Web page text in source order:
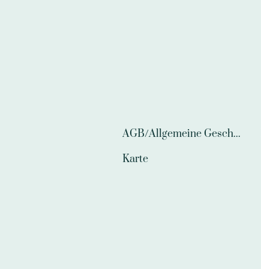
AGB/Allgemeine Geschäftsbedingungen
Karte